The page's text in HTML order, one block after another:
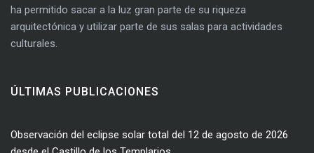
ha permitido sacar a la luz gran parte de su riqueza
arquitectónica y utilizar parte de sus salas para actividades
culturales.
ÚLTIMAS PUBLICACIONES
Observación del eclipse solar total del 12 de agosto de 2026